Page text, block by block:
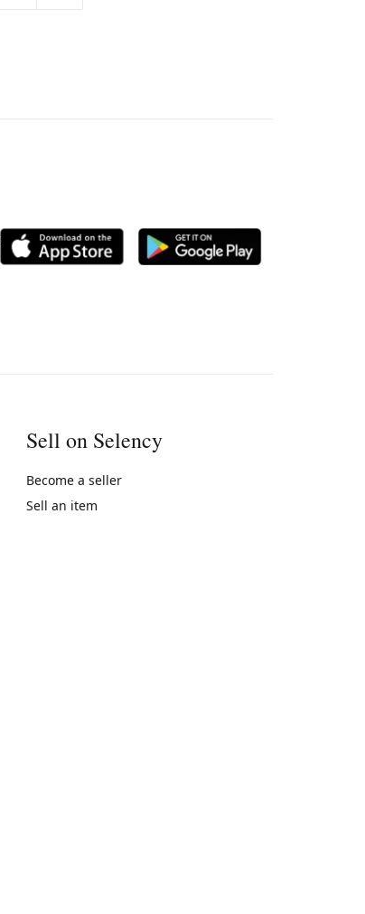
Sell on Selency
Become a seller
Sell an item